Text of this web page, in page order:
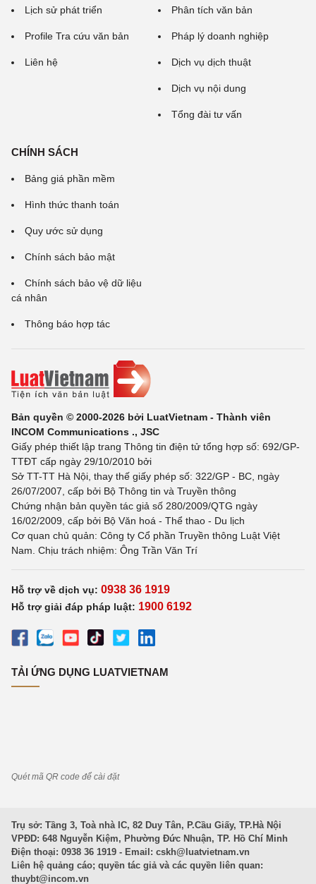
Lịch sử phát triển
Profile Tra cứu văn bản
Liên hệ
Phân tích văn bản
Pháp lý doanh nghiệp
Dịch vụ dịch thuật
Dịch vụ nội dung
Tổng đài tư vấn
CHÍNH SÁCH
Bảng giá phần mềm
Hình thức thanh toán
Quy ước sử dụng
Chính sách bảo mật
Chính sách bảo vệ dữ liệu
cá nhân
Thông báo hợp tác
Bản quyền © 2000-2026 bởi LuatVietnam - Thành viên
INCOM Communications ., JSC
Giấy phép thiết lập trang Thông tin điện tử tổng hợp số: 692/GP-
TTĐT cấp ngày 29/10/2010 bởi
Sở TT-TT Hà Nội, thay thế giấy phép số: 322/GP - BC, ngày
26/07/2007, cấp bởi Bộ Thông tin và Truyền thông
Chứng nhận bản quyền tác giả số 280/2009/QTG ngày
16/02/2009, cấp bởi Bộ Văn hoá - Thể thao - Du lịch
Cơ quan chủ quản: Công ty Cổ phần Truyền thông Luật Việt
Nam. Chịu trách nhiệm: Ông Trần Văn Trí
Hỗ trợ về dịch vụ: 0938 36 1919
Hỗ trợ giải đáp pháp luật: 1900 6192
TẢI ỨNG DỤNG LUATVIETNAM
Quét mã QR code để cài đặt
Trụ sở: Tầng 3, Toà nhà IC, 82 Duy Tân, P.Cầu Giấy, TP.Hà Nội
VPĐD: 648 Nguyễn Kiệm, Phường Đức Nhuận, TP. Hồ Chí Minh
Điện thoại: 0938 36 1919 - Email: cskh@luatvietnam.vn
Liên hệ quảng cáo; quyền tác giả và các quyền liên quan:
thuybt@incom.vn